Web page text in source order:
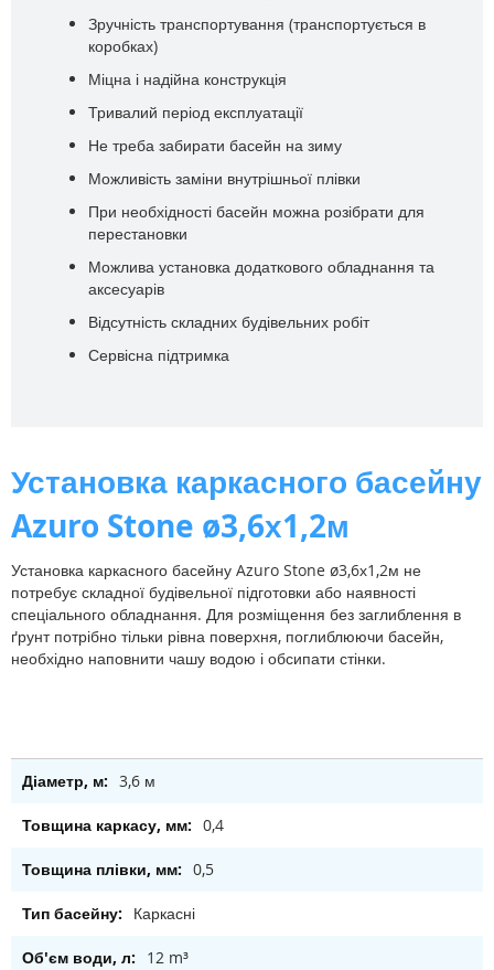
Зручність транспортування (транспортується в
коробках)
Міцна і надійна конструкція
Тривалий період експлуатації
Не треба забирати басейн на зиму
Можливість заміни внутрішньої плівки
При необхідності басейн можна розібрати для
перестановки
Можлива установка додаткового обладнання та
аксесуарів
Відсутність складних будівельних робіт
Сервісна підтримка
Установка каркасного басейну
Azuro Stone ø3,6х1,2м
Установка каркасного басейну Azuro Stone ø3,6х1,2м не
потребує складної будівельної підготовки або наявності
спеціального обладнання. Для розміщення без заглиблення в
ґрунт потрібно тільки рівна поверхня, поглиблюючи басейн,
необхідно наповнити чашу водою і обсипати стінки.
3,6 м
0,4
0,5
Каркасні
12 m³